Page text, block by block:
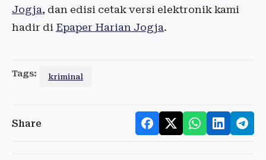
Jogja, dan edisi cetak versi elektronik kami
hadir di Epaper Harian Jogja.
Tags: kriminal
Share